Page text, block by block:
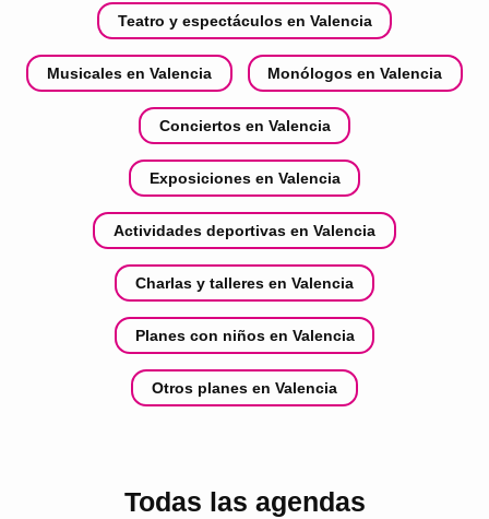
Teatro y espectáculos en Valencia
Musicales en Valencia Monólogos en Valencia
Conciertos en Valencia
Exposiciones en Valencia
Actividades deportivas en Valencia
Charlas y talleres en Valencia
Planes con niños en Valencia
Otros planes en Valencia
Todas las agendas